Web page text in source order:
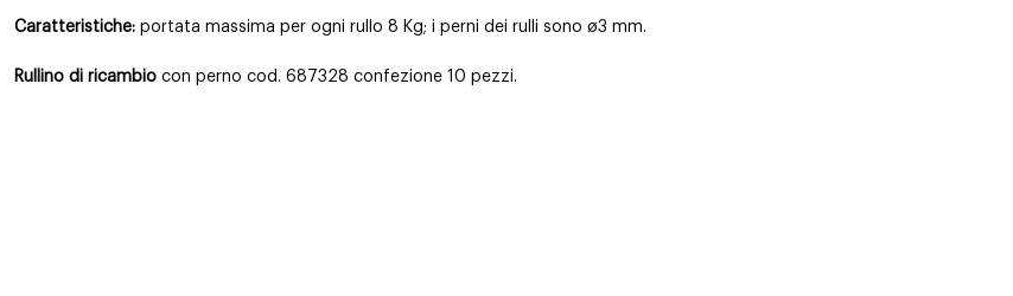
Caratteristiche: portata massima per ogni rullo 8 Kg; i perni dei rulli sono ø3 mm.
Rullino di ricambiocon perno cod. 687328 confezione 10 pezzi.